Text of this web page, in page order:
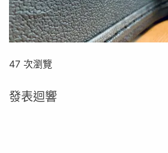
47 次瀏覽
發表迴響